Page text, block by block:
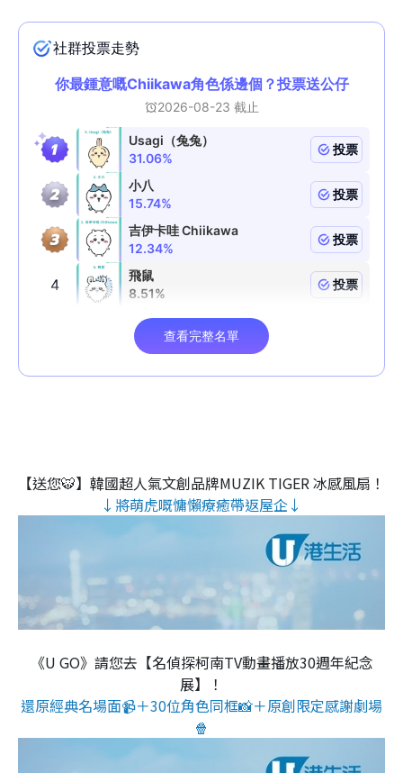
【送您🐯】韓國超人氣文創品牌MUZIK TIGER 冰感風扇！
↓將萌虎嘅慵懶療癒帶返屋企↓
《U GO》請您去【名偵探柯南TV動畫播放30週年紀念
展】！
還原經典名場面📹＋30位角色同框📸＋原創限定感謝劇場
🍿